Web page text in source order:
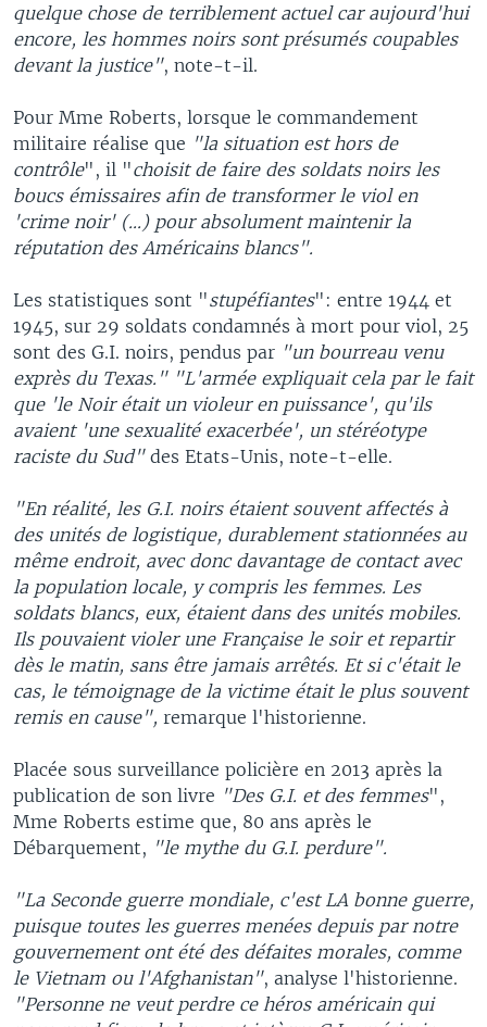
quelque chose de terriblement actuel car aujourd'hui
encore, les hommes noirs sont présumés coupables
devant la justice", note-t-il.
Pour Mme Roberts, lorsque le commandement
militaire réalise que "la situation est hors de
contrôle", il "choisit de faire des soldats noirs les
boucs émissaires afin de transformer le viol en
'crime noir' (...) pour absolument maintenir la
réputation des Américains blancs".
Les statistiques sont "stupéfiantes": entre 1944 et
1945, sur 29 soldats condamnés à mort pour viol, 25
sont des G.I. noirs, pendus par "un bourreau venu
exprès du Texas." "L'armée expliquait cela par le fait
que 'le Noir était un violeur en puissance', qu'ils
avaient 'une sexualité exacerbée', un stéréotype
raciste du Sud"des Etats-Unis, note-t-elle.
"En réalité, les G.I. noirs étaient souvent affectés à
des unités de logistique, durablement stationnées au
même endroit, avec donc davantage de contact avec
la population locale, y compris les femmes. Les
soldats blancs, eux, étaient dans des unités mobiles.
Ils pouvaient violer une Française le soir et repartir
dès le matin, sans être jamais arrêtés. Et si c'était le
cas, le témoignage de la victime était le plus souvent
remis en cause", remarque l'historienne.
Placée sous surveillance policière en 2013 après la
publication de son livre "Des G.I. et des femmes",
Mme Roberts estime que, 80 ans après le
Débarquement, "le mythe du G.I. perdure".
"La Seconde guerre mondiale, c'est LA bonne guerre,
puisque toutes les guerres menées depuis par notre
gouvernement ont été des défaites morales, comme
le Vietnam ou l'Afghanistan", analyse l'historienne.
"Personne ne veut perdre ce héros américain qui